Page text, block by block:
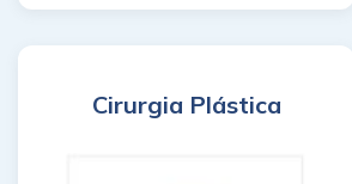
Cirurgia Plástica